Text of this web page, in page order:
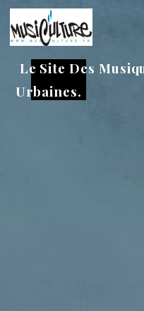
Aller
au
contenu
Le Site Des
Urbaines.